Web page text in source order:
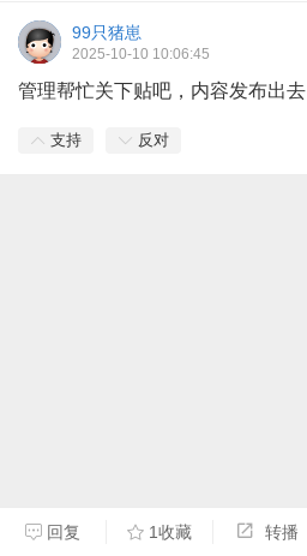
99只猪崽
2025-10-10 10:06:45
管理帮忙关下贴吧，内容发布出去
支持 反对
回复 1收藏 转播